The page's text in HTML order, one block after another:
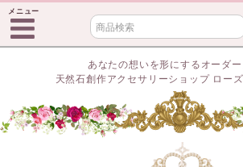
メニュー
あなたの想いを形にするオーダー
天然石創作アクセサリーショップ ロー